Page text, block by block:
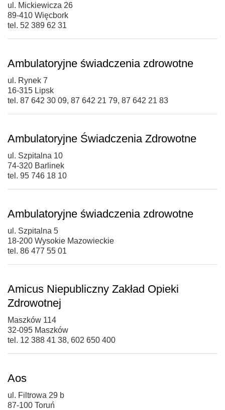
ul. Mickiewicza 26
89-410 Więcbork
tel. 52 389 62 31
Ambulatoryjne świadczenia zdrowotne
ul. Rynek 7
16-315 Lipsk
tel. 87 642 30 09, 87 642 21 79, 87 642 21 83
Ambulatoryjne Świadczenia Zdrowotne
ul. Szpitalna 10
74-320 Barlinek
tel. 95 746 18 10
Ambulatoryjne świadczenia zdrowotne
ul. Szpitalna 5
18-200 Wysokie Mazowieckie
tel. 86 477 55 01
Amicus Niepubliczny Zakład Opieki
Zdrowotnej
Maszków 114
32-095 Maszków
tel. 12 388 41 38, 602 650 400
Aos
ul. Filtrowa 29 b
87-100 Toruń